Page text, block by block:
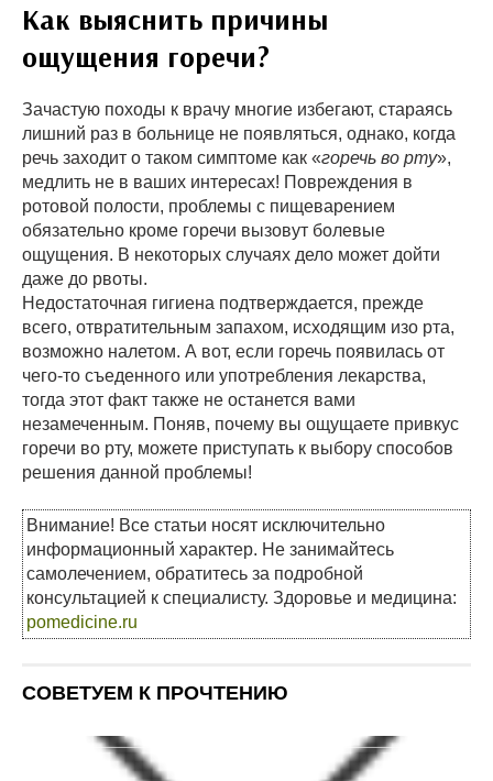
Как выяснить причины
ощущения горечи?
Зачастую походы к врачу многие избегают, стараясь
лишний раз в больнице не появляться, однако, когда
речь заходит о таком симптоме как «горечь во рту»,
медлить не в ваших интересах! Повреждения в
ротовой полости, проблемы с пищеварением
обязательно кроме горечи вызовут болевые
ощущения. В некоторых случаях дело может дойти
даже до рвоты.
Недостаточная гигиена подтверждается, прежде
всего, отвратительным запахом, исходящим изо рта,
возможно налетом. А вот, если горечь появилась от
чего-то съеденного или употребления лекарства,
тогда этот факт также не останется вами
незамеченным. Поняв, почему вы ощущаете привкус
горечи во рту, можете приступать к выбору способов
решения данной проблемы!
Внимание! Все статьи носят исключительно
информационный характер. Не занимайтесь
самолечением, обратитесь за подробной
консультацией к специалисту. Здоровье и медицина:
pomedicine.ru
СОВЕТУЕМ К ПРОЧТЕНИЮ